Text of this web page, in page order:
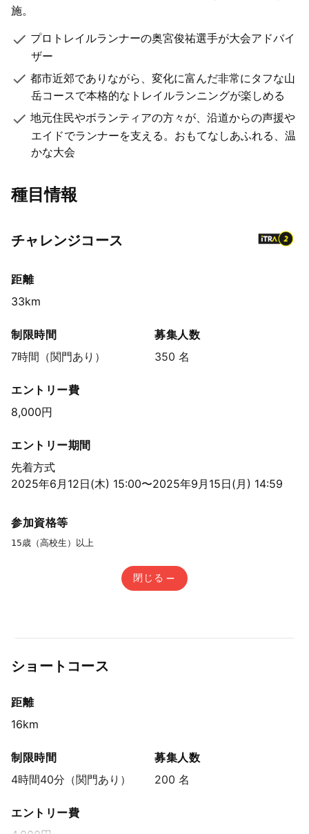
施。
プロトレイルランナーの奥宮俊祐選手が大会アドバイ
ザー
都市近郊でありながら、変化に富んだ非常にタフな山
岳コースで本格的なトレイルランニングが楽しめる
地元住民やボランティアの方々が、沿道からの声援や
エイドでランナーを支える。おもてなしあふれる、温
かな大会
種目情報
チャレンジコース
距離
33km
制限時間
7時間（関門あり）
募集人数
350 名
エントリー費
8,000円
エントリー期間
先着方式
2025年6月12日(木) 15:00〜2025年9月15日(月) 14:59
参加資格等
15歳（高校生）以上
閉じる
ショートコース
距離
16km
制限時間
4時間40分（関門あり）
募集人数
200 名
エントリー費